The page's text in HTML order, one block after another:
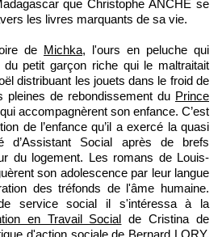
que Christophe ANCHÉ se
les livres marquants de sa vie.
de Michka, l'ours en peluche qui
petit garçon riche qui le maltraitait
distribuant les jouets dans le froid de
pleines de rebondissement du Prince
accompagnèrent son enfance. C’est
de l’enfance qu’il a exercé la quasi
d’Assistant Social après de brefs
du logement. Les romans de Louis-
son adolescence par leur langue
des tréfonds de l'âme humaine.
service social il s'intéressa à la
en Travail Social
de Cristina de